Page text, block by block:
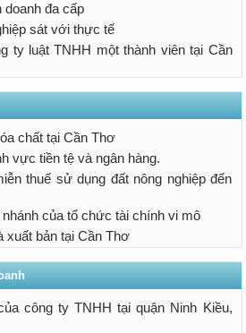
doanh đa cấp
sát với thực tế
ty luật TNHH một thành viên tại Cần
chất tại Cần Thơ
vực tiền tệ và ngân hàng.
thuế sử dụng đất nông nghiệp đến
của tổ chức tài chính vi mô
xuất bản tại Cần Thơ
công ty TNHH tại quận Ninh Kiều,